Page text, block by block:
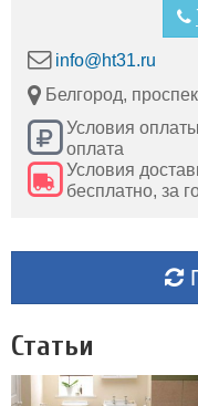
info@ht31.ru
Белгород,
Условия
оплата
Условия
бесплатно, за
Статьи